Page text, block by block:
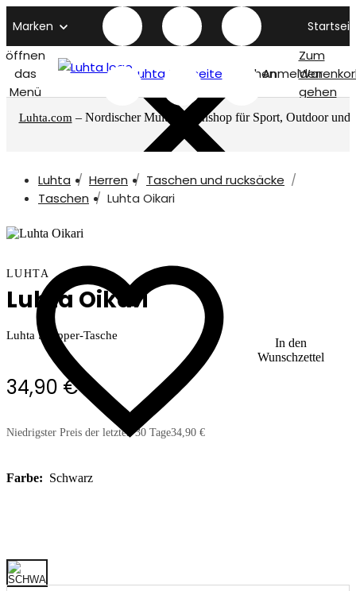
Marken
öffnen
das
Menü
Luhta titelseite SuchenAnmelden
Zum
gehen
Luhta.com – Nordischer Multimarkenshop für Sport, Outdoor und
Luhta Herren
Taschen und rucksäcke
Taschen
Luhta Oikari
In den
Wunschzettel
LUHTA
Luhta Oikari
Luhta Shopper-Tasche
34,90 €
Niedrigster Preis der letzten 30 Tage34,90 €
Farbe: Schwarz